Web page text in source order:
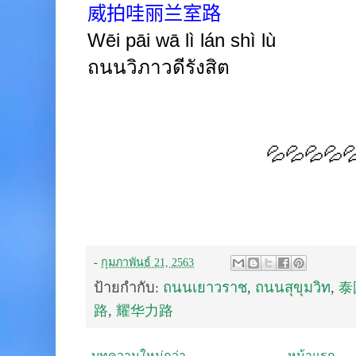
威拍哇丽兰室路
Wēi pāi wā lì lán shì lù
ถนนวิภาวดีรังสิต
- กุมภาพันธ์ 21, 2563
ป้ายกำกับ: ถนนเยาวราช, ถนนสุขุมวิท, 泰
路, 耀华力路